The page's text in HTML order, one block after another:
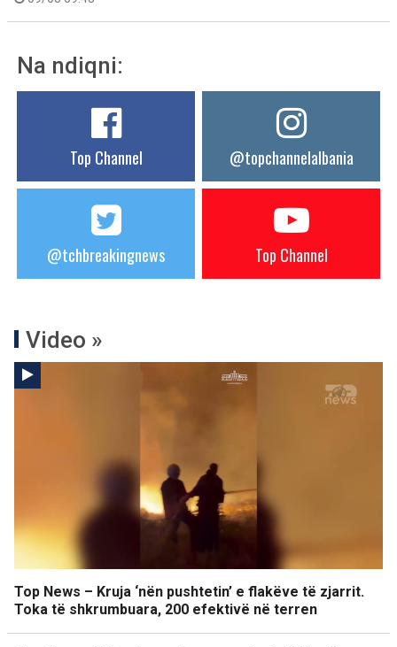
Na ndiqni:
Top Channel @topchannelalbania
@tchbreakingnews Top Channel
Video »
Top News – Kruja ‘nën pushtetin’ e flakëve të zjarrit.
Toka të shkrumbuara, 200 efektivë në terren